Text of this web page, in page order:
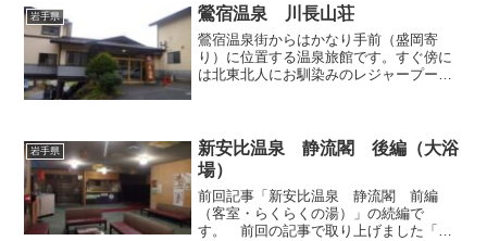
す。昨年（2019年）秋...
岩手県 鶯宿温泉 川長山荘
鶯宿温泉街からはかなり手前（盛岡寄
り）に位置する温泉旅館です。すぐ傍に
は北東北人にお馴染みのレジャープール
す。こちらで日帰り入浴をお...
岩手県
新安比温泉 静流閣 後編（大浴
場）
前回記事「新安比温泉 静流閣 前編
（客室・らくらくの湯）」の続編で
す。 前回の記事で取り上げました「ら